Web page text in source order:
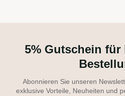
5% Gutschein für
Abonnieren Sie unseren
exklusive Vorteile, Neuheiten und